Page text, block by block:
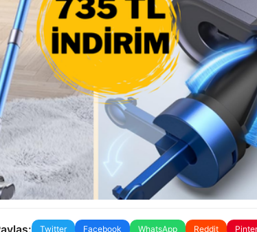
Twitter Facebook WhatsApp Reddit